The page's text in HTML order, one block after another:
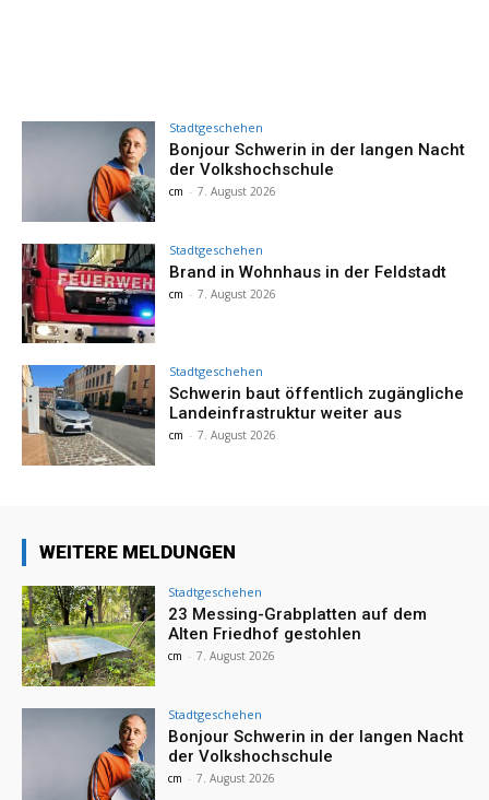
Stadtgeschehen
Bonjour Schwerin in der langen Nacht
der Volkshochschule
cm - 7. August 2026
Stadtgeschehen
Brand in Wohnhaus in der Feldstadt
cm - 7. August 2026
Stadtgeschehen
Schwerin baut öffentlich zugängliche
Landeinfrastruktur weiter aus
cm - 7. August 2026
WEITERE MELDUNGEN
Stadtgeschehen
23 Messing-Grabplatten auf dem
Alten Friedhof gestohlen
cm - 7. August 2026
Stadtgeschehen
Bonjour Schwerin in der langen Nacht
der Volkshochschule
cm - 7. August 2026